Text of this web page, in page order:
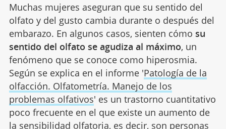
Muchas mujeres aseguran que su sentido del
olfato y del gusto cambia durante o después del
embarazo. En algunos casos, sienten cómo su
sentido del olfato se agudiza al máximo, un
fenómeno que se conoce como hiperosmia.
Según se explica en el informe 'Patología de la
olfacción. Olfatometría. Manejo de los
problemas olfativos' es un trastorno cuantitativo
poco frecuente en el que existe un aumento de
la sensibilidad olfatoria, es decir, son personas